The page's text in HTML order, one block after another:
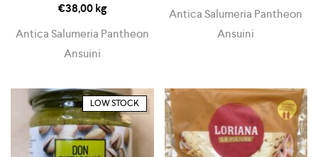
€38,00kg
Antica Salumeria Pantheon
Ansuini
Antica Salumeria Pantheon
Ansuini
LOW STOCK